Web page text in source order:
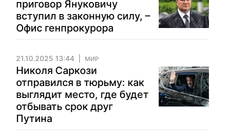
приговор Януковичу
вступил в законную силу, –
Офис генпрокурора
21.10.2025 13:44 МИР
Николя Саркози
отправился в тюрьму: как
выглядит место, где будет
отбывать срок друг
Путина